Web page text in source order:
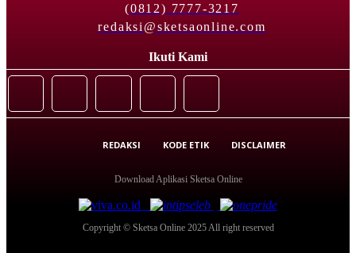
(0812) 7777-3217
redaksi@sketsaonline.com
Ikuti Kami
REDAKSI KODE ETIK DISCLAIMER
Download Aplikasi Sketsa Online
Copyright © Sketsa Online 2025 All right reserved